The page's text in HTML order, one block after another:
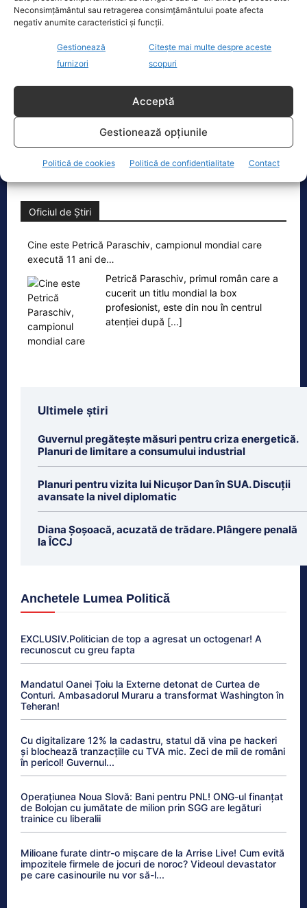
Neconsimțământul sau retragerea consimțământului poate afecta
negativ anumite caracteristici și funcții.
Gestionează
furnizori
Citește mai multe despre aceste
scopuri
Acceptă
Gestionează opțiunile
Politică de cookies Politică de confidențialitate Contact
Ecopolitic
Bolojan dă undă verde Transelectrica să
taie curentul companiilor, în contextul…
undă verde Transelectrica să taie
curentul companiilor, în contextul
actualei crize energetice
Oficiul de Știri
Cine este Petrică Paraschiv, campionul mondial care
execută 11 ani de…
Petrică Paraschiv, primul român care a
cucerit un titlu mondial la box
profesionist, este din nou în centrul
atenției după [...]
Ultimele știri
Guvernul pregătește măsuri pentru criza energetică.
Planuri de limitare a consumului industrial
Planuri pentru vizita lui Nicușor Dan în SUA. Discuții
avansate la nivel diplomatic
Diana Șoșoacă, acuzată de trădare. Plângere penală
la ÎCCJ
Anchetele Lumea Politică
EXCLUSIV.Politician de top a agresat un octogenar! A
recunoscut cu greu fapta
Mandatul Oanei Țoiu la Externe detonat de Curtea de
Conturi. Ambasadorul Muraru a transformat Washington în
Teheran!
Cu digitalizare 12% la cadastru, statul dă vina pe hackeri
și blochează tranzacțiile cu TVA mic. Zeci de mii de români
în pericol! Guvernul...
Operațiunea Noua Slovă: Bani pentru PNL! ONG-ul finanțat
de Bolojan cu jumătate de milion prin SGG are legături
trainice cu liberalii
Milioane furate dintr-o mișcare de la Arrise Live! Cum evită
impozitele firmele de jocuri de noroc? Videoul devastator
pe care casinourile nu vor să-l...